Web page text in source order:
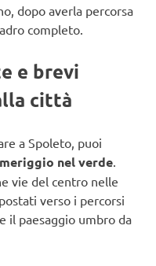
dopo averla percorsa
completo.
e brevi
città
a Spoleto, puoi
nel verde
vie del centro nelle
verso i percorsi
il paesaggio umbro da